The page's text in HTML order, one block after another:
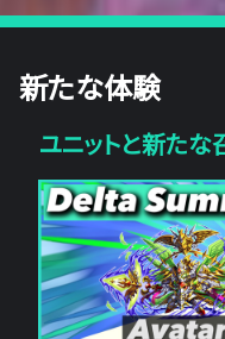
新たな体験
ユニットと新たな